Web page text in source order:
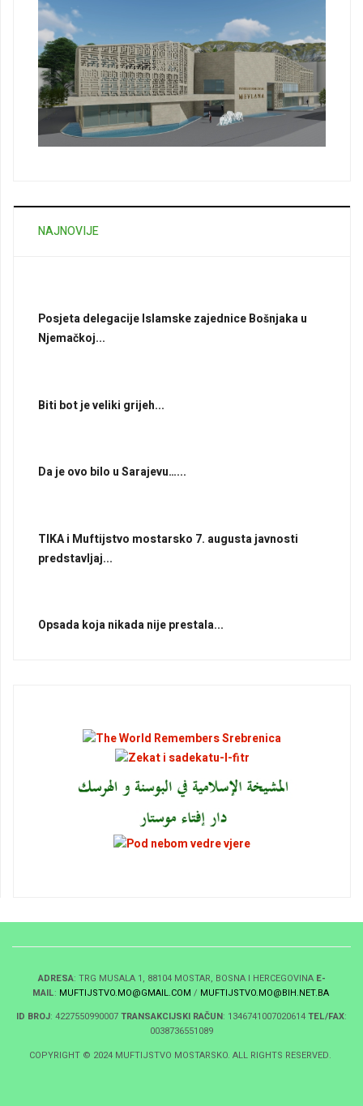
NAJNOVIJE
Posjeta delegacije Islamske zajednice Bošnjaka u
Njemačkoj...
Biti bot je veliki grijeh...
Da je ovo bilo u Sarajevu…...
TIKA i Muftijstvo mostarsko 7. augusta javnosti
predstavljaj...
Opsada koja nikada nije prestala...
ADRESA: TRG MUSALA 1, 88104 MOSTAR, BOSNA I HERCEGOVINA E-
MAIL: MUFTIJSTVO.MO@GMAIL.COM / MUFTIJSTVO.MO@BIH.NET.BA
ID BROJ: 4227550990007TRANSAKCIJSKI RAČUN: 1346741007020614TEL/FAX:
0038736551089
COPYRIGHT © 2024 MUFTIJSTVO MOSTARSKO. ALL RIGHTS RESERVED.